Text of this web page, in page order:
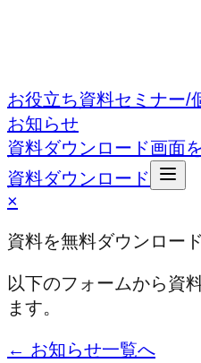
お役立ち資料セミナー/
お知らせ
資料ダウンロード画面
資料ダウンロード
×
資料を無料ダウンロード
以下のフォームから資
ます。
← お知らせ一覧へ